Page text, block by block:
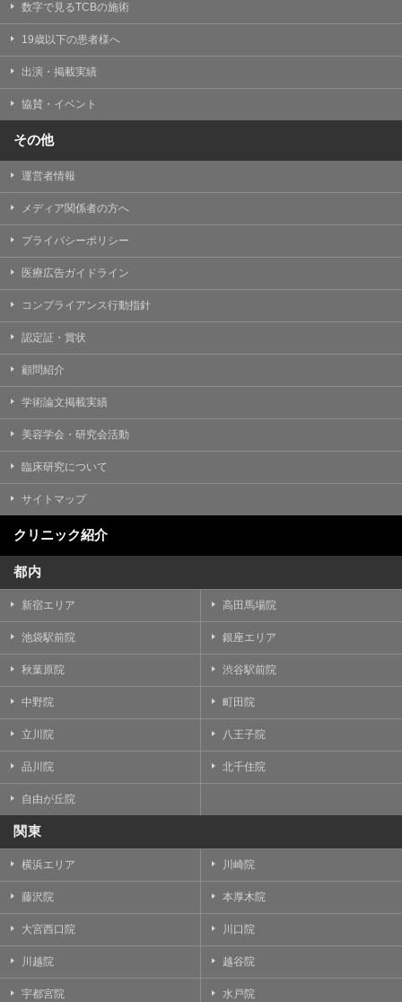
数字で見るTCBの施術
19歳以下の患者様へ
出演・掲載実績
協賛・イベント
その他
運営者情報
メディア関係者の方へ
プライバシーポリシー
医療広告ガイドライン
コンプライアンス行動指針
認定証・賞状
顧問紹介
学術論文掲載実績
美容学会・研究会活動
臨床研究について
サイトマップ
クリニック紹介
都内
新宿エリア 高田馬場院
池袋駅前院 銀座エリア
秋葉原院 渋谷駅前院
中野院 町田院
立川院 八王子院
品川院 北千住院
自由が丘院
関東
横浜エリア 川崎院
藤沢院 本厚木院
大宮西口院 川口院
川越院 越谷院
宇都宮院 水戸院